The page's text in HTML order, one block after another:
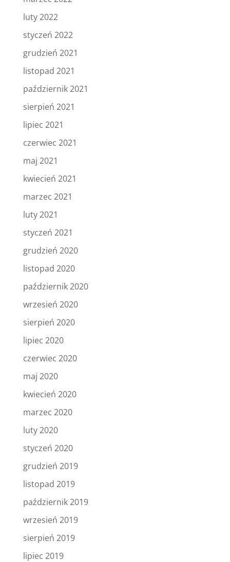
luty 2022
styczeń 2022
grudzień 2021
listopad 2021
październik 2021
sierpień 2021
lipiec 2021
czerwiec 2021
maj 2021
kwiecień 2021
marzec 2021
luty 2021
styczeń 2021
grudzień 2020
listopad 2020
październik 2020
wrzesień 2020
sierpień 2020
lipiec 2020
czerwiec 2020
maj 2020
kwiecień 2020
marzec 2020
luty 2020
styczeń 2020
grudzień 2019
listopad 2019
październik 2019
wrzesień 2019
sierpień 2019
lipiec 2019